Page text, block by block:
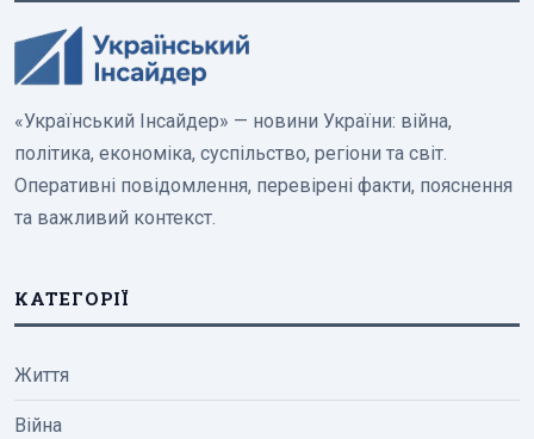
«Український Інсайдер» — новини України: війна,
політика, економіка, суспільство, регіони та світ.
Оперативні повідомлення, перевірені факти, пояснення
та важливий контекст.
КАТЕГОРІЇ
Життя
Війна